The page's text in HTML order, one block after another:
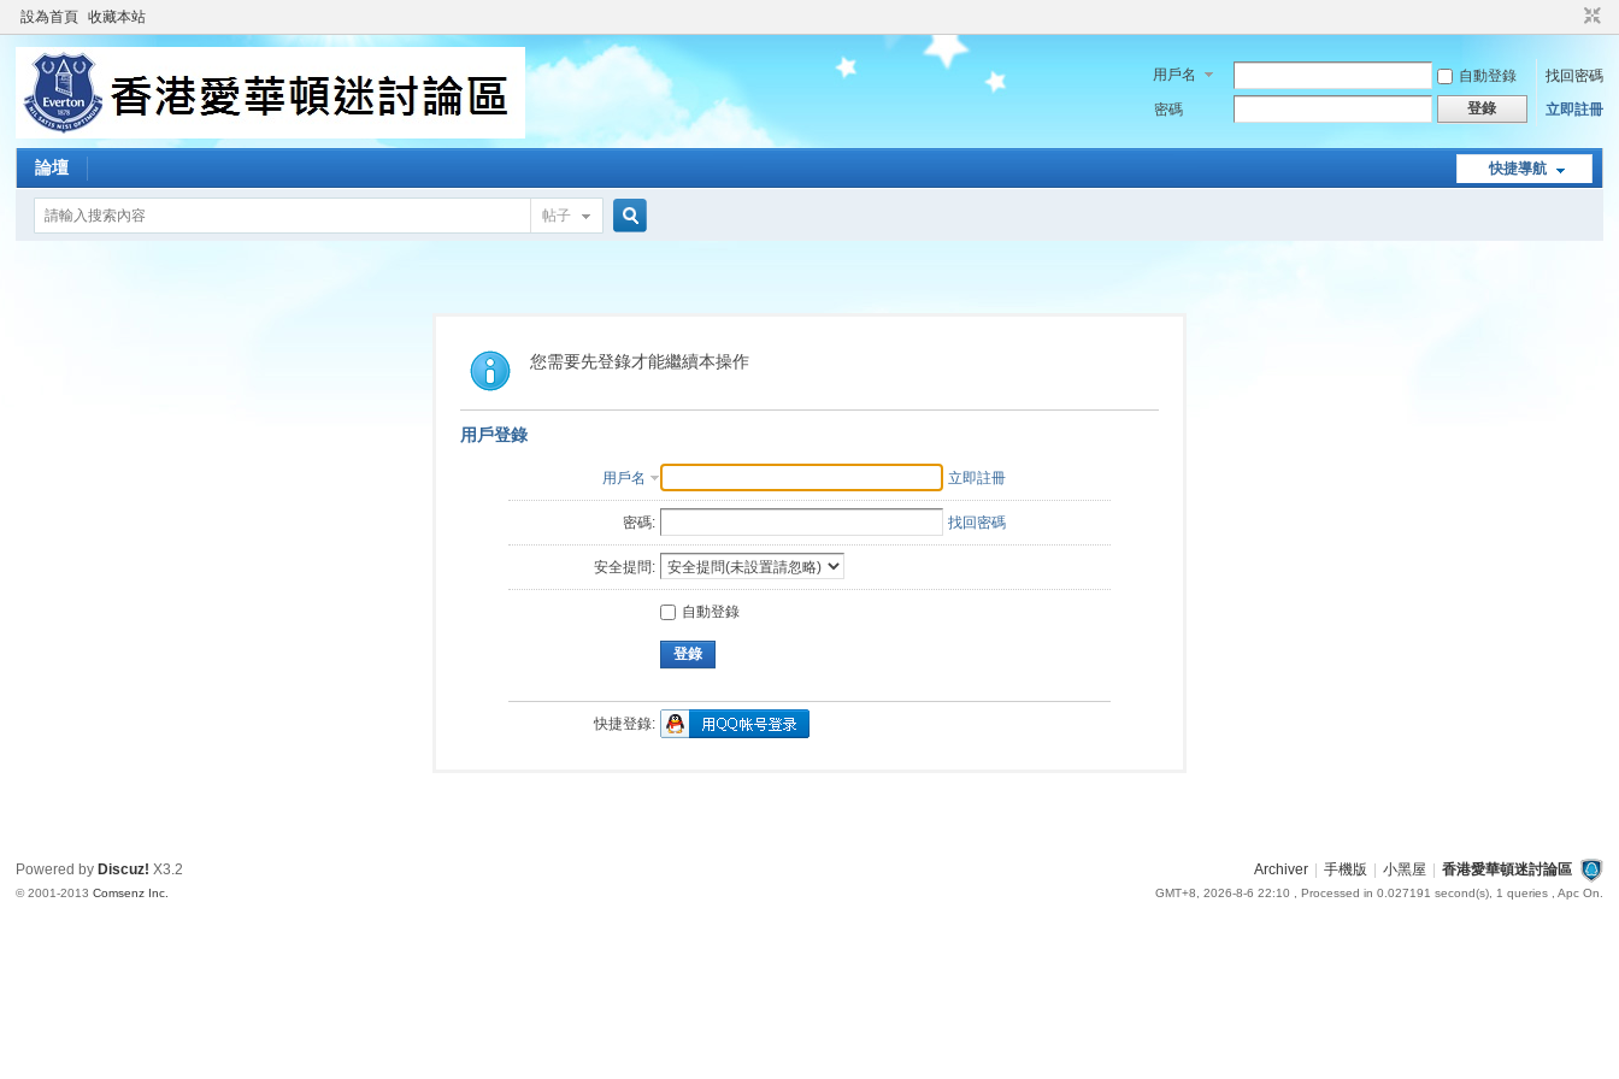
設為首頁 收藏本站
用戶名 自動登錄
找回密碼
密碼
登錄 立即註冊
快捷導航
論壇
帖子
索
您需要先登錄才能繼續本操作
用戶登錄
用戶名 立即註冊
密碼: 找回密碼
安全提問:
自動登錄
登錄
快捷登錄:
Archiver 手機版 小黑屋 香港愛華頓迷討論區
GMT+8, 2026-8-6 22:10 , Processed in 0.027191 second(s), 1 queries , Apc On.
Powered by Discuz! X3.2
© 2001-2013Comsenz Inc.